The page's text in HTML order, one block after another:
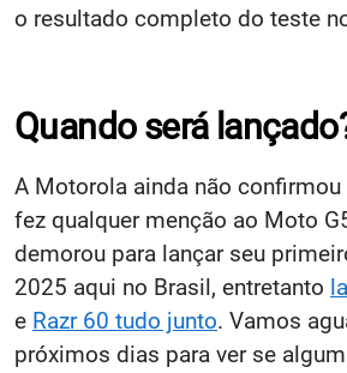
o resultado completo do teste
Quando será
A Motorola ainda não
fez qualquer menção ao Moto
demorou para lançar seu
2025 aqui no Brasil, entretanto
e Razr 60 tudo junto. Vamos
próximos dias para ver se